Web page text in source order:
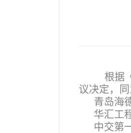
根据
议决定，
青岛海
华汇工
中交第